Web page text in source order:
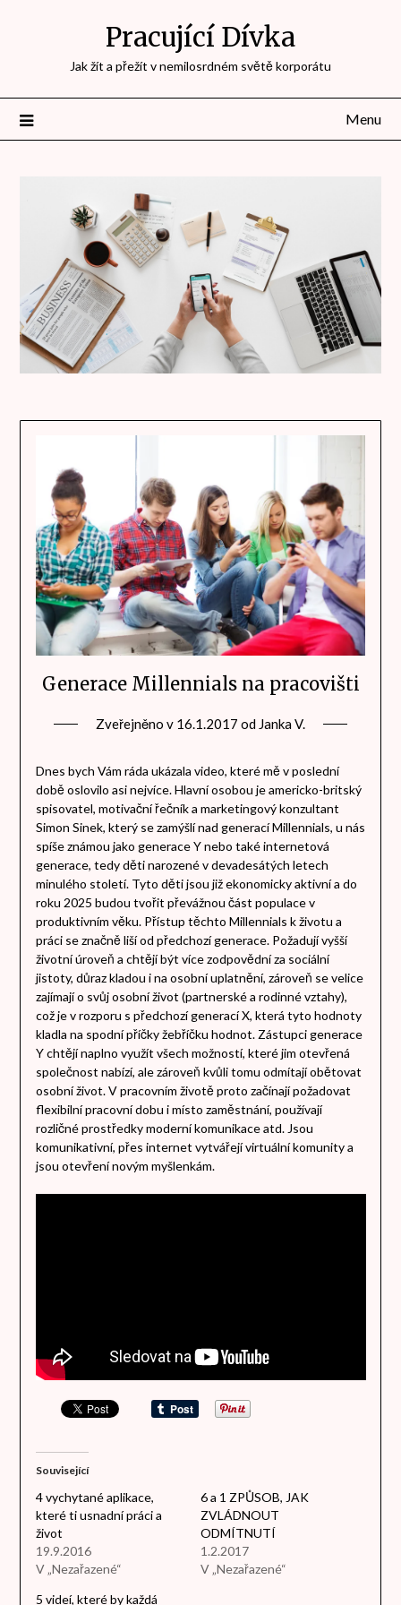
Pracující Dívka
Jak žít a přežít v nemilosrdném světě korporátu
Menu
Generace Millennials na pracovišti
Zveřejněno v 16.1.2017 od Janka V.
Dnes bych Vám ráda ukázala video, které mě v poslední
době oslovilo asi nejvíce. Hlavní osobou je americko-britský
spisovatel, motivační řečník a marketingový konzultant
Simon Sinek, který se zamýšlí nad generací Millennials, u nás
spíše známou jako generace Y nebo také internetová
generace, tedy děti narozené v devadesátých letech
minulého století. Tyto děti jsou již ekonomicky aktivní a do
roku 2025 budou tvořit převážnou část populace v
produktivním věku. Přístup těchto Millennials k životu a
práci se značně liší od předchozí generace. Požadují vyšší
životní úroveň a chtějí být více zodpovědní za sociální
jistoty, důraz kladou i na osobní uplatnění, zároveň se velice
zajímají o svůj osobní život (partnerské a rodinné vztahy),
což je v rozporu s předchozí generací X, která tyto hodnoty
kladla na spodní příčky žebříčku hodnot. Zástupci generace
Y chtějí naplno využít všech možností, které jim otevřená
společnost nabízí, ale zároveň kvůli tomu odmítají obětovat
osobní život. V pracovním životě proto začínají požadovat
flexibilní pracovní dobu i místo zaměstnání, používají
rozličné prostředky moderní komunikace atd. Jsou
komunikativní, přes internet vytvářejí virtuální komunity a
jsou otevření novým myšlenkám.
Související
4 vychytané aplikace,
které ti usnadní práci a
život
19.9.2016
V „Nezařazené“
6 a 1 ZPŮSOB, JAK
ZVLÁDNOUT
ODMÍTNUTÍ
1.2.2017
V „Nezařazené“
5 videí, které by každá